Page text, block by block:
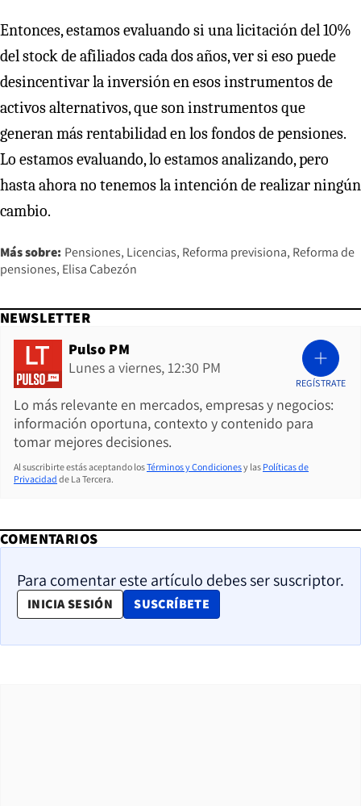
Entonces, estamos evaluando si una licitación del 10%
del stock de afiliados cada dos años, ver si eso puede
desincentivar la inversión en esos instrumentos de
activos alternativos, que son instrumentos que
generan más rentabilidad en los fondos de pensiones.
Lo estamos evaluando, lo estamos analizando, pero
hasta ahora no tenemos la intención de realizar ningún
cambio.
Más sobre: Pensiones Licencias Reforma previsiona Reforma de
pensiones Elisa Cabezón
NEWSLETTER
Pulso PM
Lunes a viernes, 12:30 PM
Lo más relevante en mercados, empresas y negocios:
información oportuna, contexto y contenido para
tomar mejores decisiones.
REGÍSTRATE
Al suscribirte estás aceptando losTérminos y Condicionesy las Políticas de
Privacidad de La Tercera.
COMENTARIOS
Para comentar este artículo debes ser suscriptor.
INICIA SESIÓN SUSCRÍBETE
OPENS IN NEW WINDOW